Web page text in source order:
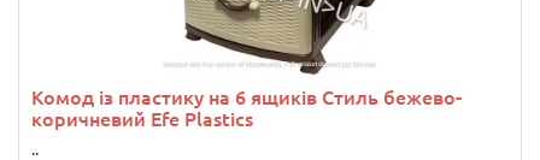
Комод із пластику на 6 ящиків Стиль бежево-
коричневий Efe Plastics
..